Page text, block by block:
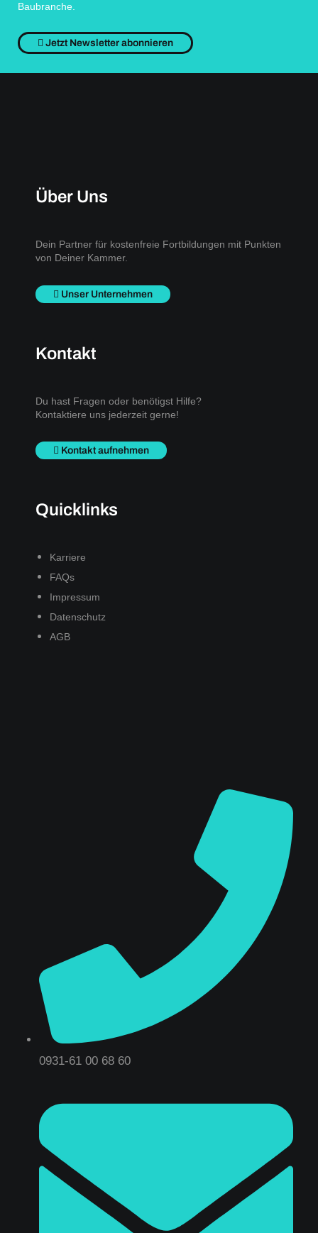
Baubranche.
Jetzt Newsletter abonnieren
Über Uns
Dein Partner für kostenfreie Fortbildungen mit Punkten
von Deiner Kammer.
Unser Unternehmen
Kontakt
Du hast Fragen oder benötigst Hilfe?
Kontaktiere uns jederzeit gerne!
Kontakt aufnehmen
Quicklinks
Karriere
FAQs
Impressum
Datenschutz
AGB
0931-61 00 68 60